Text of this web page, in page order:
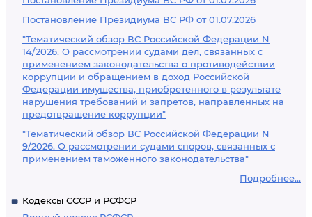
Постановление Президиума ВС РФ от 01.07.2026
"Тематический обзор ВС Российской Федерации N
14/2026. О рассмотрении судами дел, связанных с
применением законодательства о противодействии
коррупции и обращением в доход Российской
Федерации имущества, приобретенного в результате
нарушения требований и запретов, направленных на
предотвращение коррупции"
"Тематический обзор ВС Российской Федерации N
9/2026. О рассмотрении судами споров, связанных с
применением таможенного законодательства"
Подробнее...
Кодексы СССР и РСФСР